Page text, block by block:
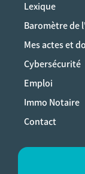
Lexique
Baromètre de
Mes actes et
Cybersécurité
Emploi
Immo Notaire
Contact